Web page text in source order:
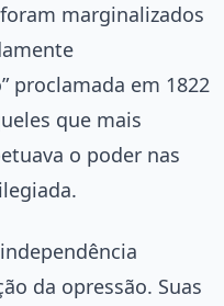
marginalizados
proclamada em 1822
que mais
o poder nas
da opressão. Suas